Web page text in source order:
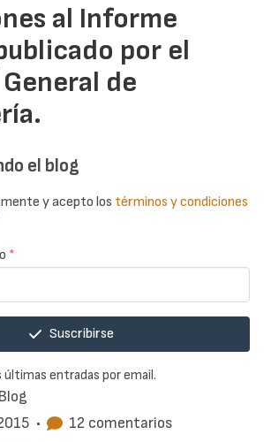
• 12 comentarios
al Informe
por el
de
el blog
y acepto los términos y condiciones
*
Suscribirse
últimas entradas por email.